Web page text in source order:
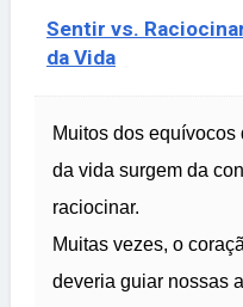
Sentir vs.
da Vida
Muitos dos
da vida surgem da
raciocinar.
Muitas vezes, o
deveria guiar nossas